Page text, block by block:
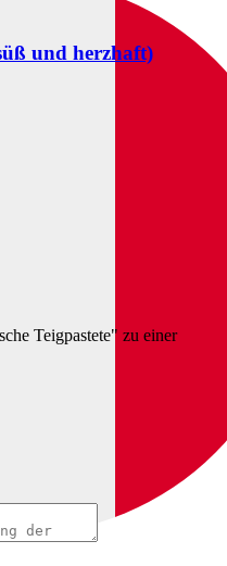
und herzhaft)
Teigpastete" zu einer